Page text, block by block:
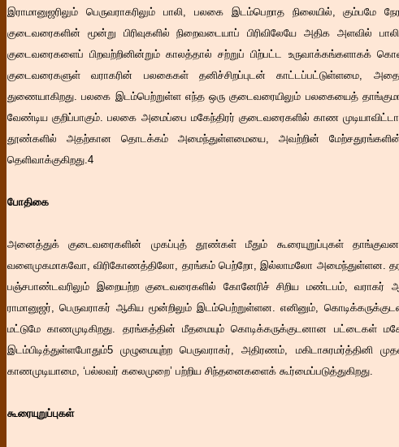
இராமானுஜரிலும் பெருவராகரிலும் பாலி, பலகை இடம்பெறாத நிலையில், கும்பமே
குடைவரைகளின் மூன்று பிரிவுகளில் நிறைவடையாப் பிரிவிலேயே அதிக அளவில்
குடைவரைகளைப் பிறவற்றினின்றும் காலத்தால் சற்றுப் பிற்பட்ட உருவாக்கங்களாகக்
குடைவரைகளுள் வராகரின் பலகைகள் தனிச்சிறப்புடன் காட்டப்பட்டுள்ளமை,
துணையாகிறது. பலகை இடம்பெற்றுள்ள எந்த ஒரு குடைவரையிலும் பலகையைத்
வேண்டிய குறிப்பாகும். பலகை அமைப்பை மகேந்திரர் குடைவரைகளில் காண
தூண்களில் அதற்கான தொடக்கம் அமைந்துள்ளமையை, அவற்றின் மேற்சதுரங்களின்
தெளிவாக்குகிறது.4
போதிகை
அனைத்துக் குடைவரைகளின் முகப்புத் தூண்கள் மீதும் கூரையுறுப்புகள்
வளைமுகமாகவோ, விரிகோணத்திலோ, தரங்கம் பெற்றோ, இல்லாமலோ அமைந்துள்ளன.
பஞ்சபாண்டவரிலும் இறையற்ற குடைவரைகளில் கோனேரிச் சிறிய மண்டபம், வராகர்
ராமானுஜர், பெருவராகர் ஆகிய மூன்றிலும் இடம்பெற்றுள்ளன. எனினும்,
மட்டுமே காணமுடிகிறது. தரங்கத்தின் மீதமையும் கொடிக்கருக்குடனான பட்டைகள்
இடம்பிடித்துள்ளபோதும்5 முழுமையுற்ற பெருவராகர், அதிரணம்,
காணமுடியாமை, ‘பல்லவர் கலைமுறை’ பற்றிய சிந்தனைகளைக் கூர்மைப்படுத்துகிறது.
கூரையுறுப்புகள்